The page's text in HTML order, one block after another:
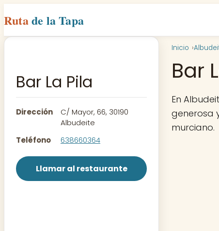
Rutade la Tapa
Bar La Pila
Dirección
C/ Mayor, 66, 30190
Albudeite
Teléfono
638660364
Llamar al restaurante
Inicio
Bar
En
generosa
murciano.